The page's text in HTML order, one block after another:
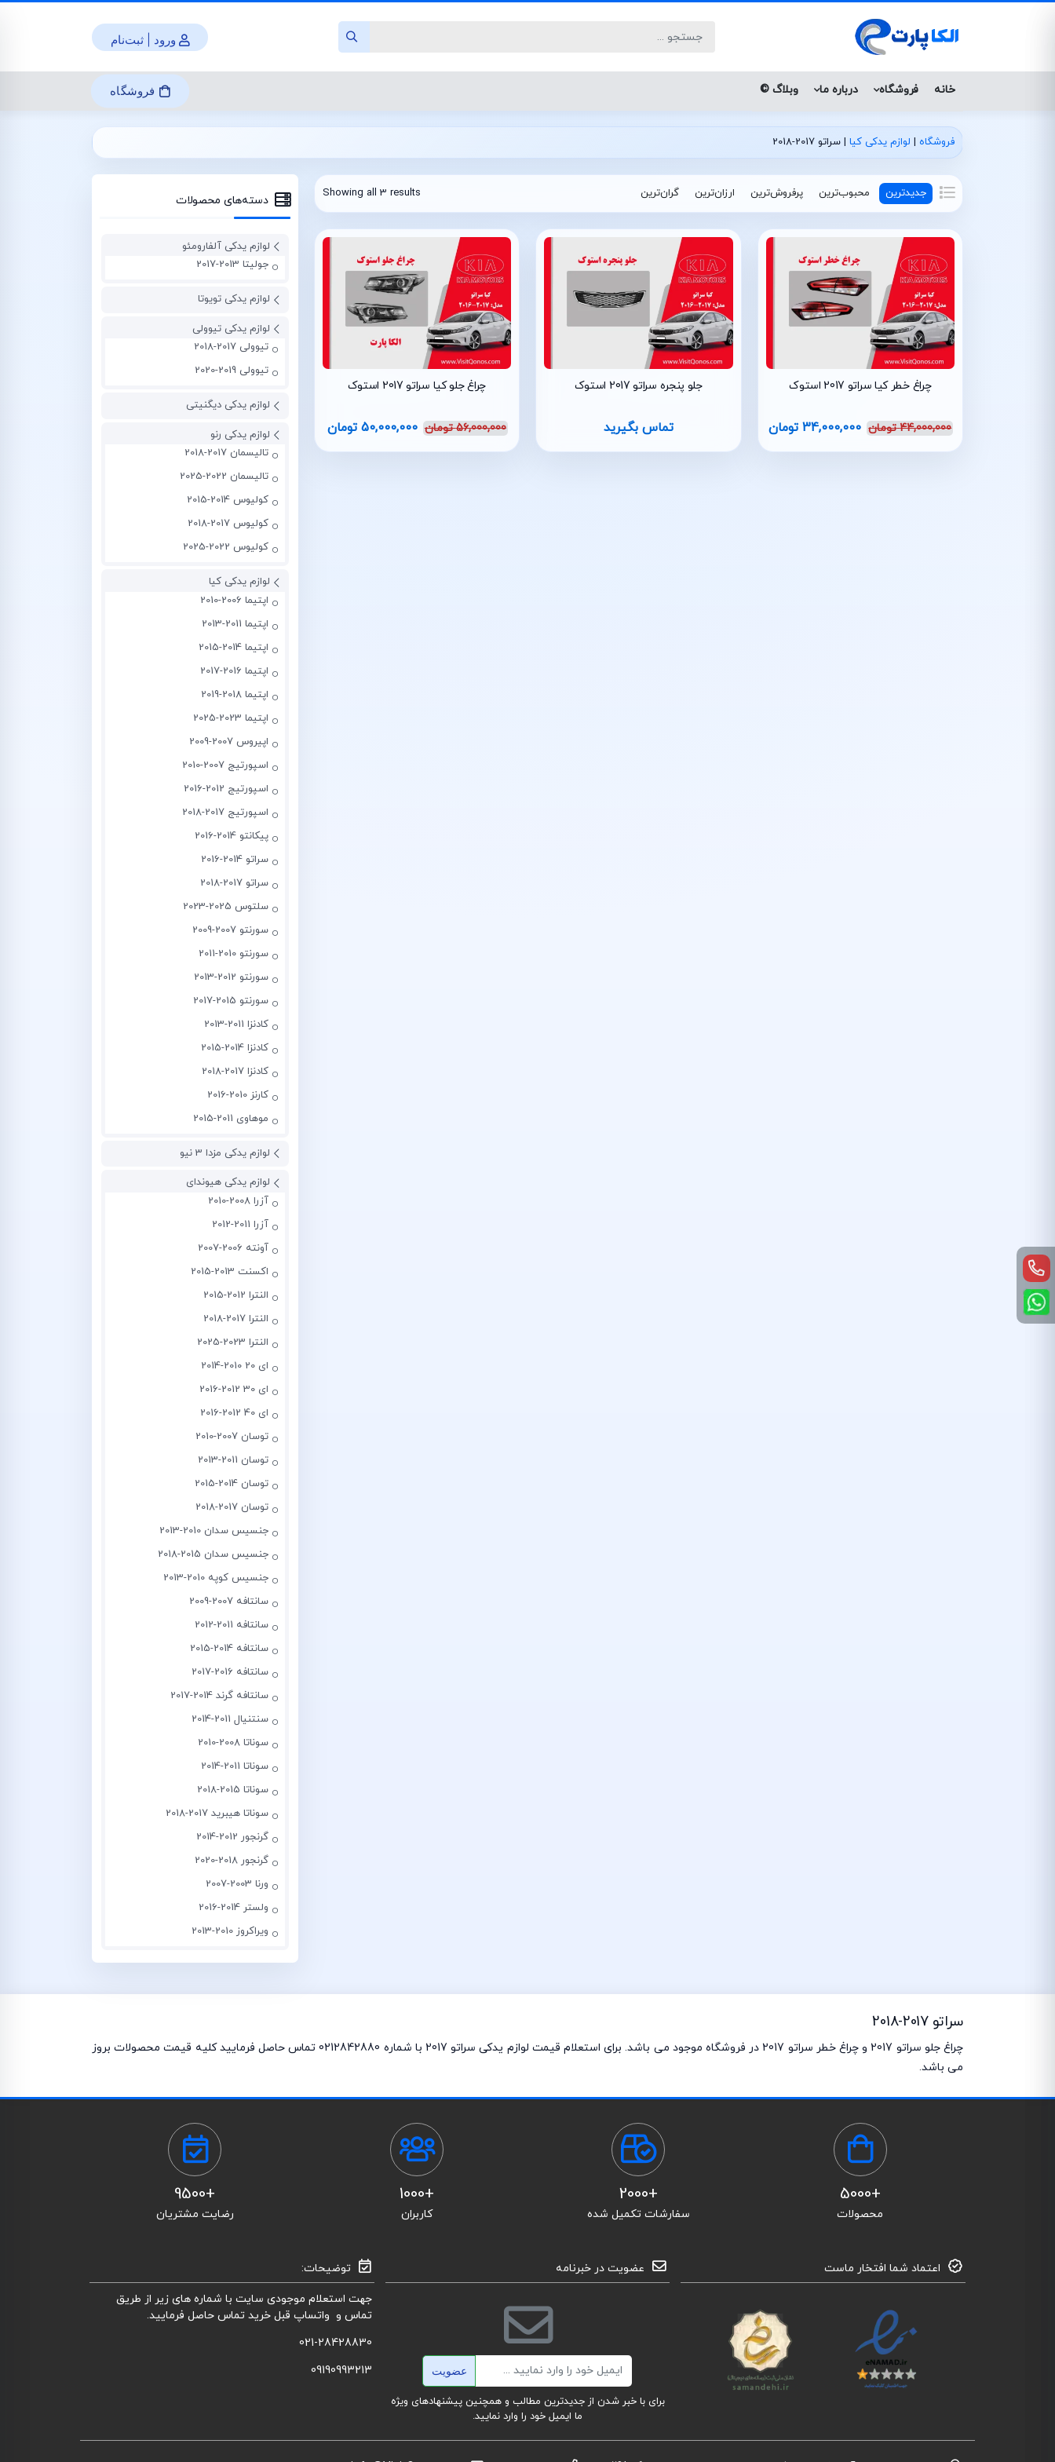
ورود | ثبت‌نام
خانه فروشگاه درباره ما وبلاگ © فروشگاه
فروشگاه | لوازم یدکی کیا | سراتو 2017-2018
جدیدترین محبوب‌ترین پرفروش‌ترین ارزان‌ترین گران‌ترین Showing all 3 results
چراغ خطر کیا سراتو 2017 استوک
44,000,000 تومان 34,000,000 تومان
جلو پنجره سراتو 2017 استوک
تماس بگیرید
چراغ جلو کیا سراتو 2017 استوک
56,000,000 تومان 50,000,000 تومان
دسته‌های محصولات
لوازم یدکی آلفارومئو
جولیتا 2013-2017
لوازم یدکی تویوتا
لوازم یدکی تیوولی
تیوولی 2017-2018
تیوولی 2019-2020
لوازم یدکی دیگنیتی
لوازم یدکی رنو
تالیسمان 2017-2018
تالیسمان 2022-2025
کولیوس 2014-2015
کولیوس 2017-2018
کولیوس 2022-2025
لوازم یدکی کیا
اپتیما 2006-2010
اپتیما 2011-2013
اپتیما 2014-2015
اپتیما 2016-2017
اپتیما 2018-2019
اپتیما 2023-2025
اپیروس 2007-2009
اسپورتیج 2007-2010
اسپورتیج 2012-2016
اسپورتیج 2017-2018
پیکانتو 2014-2016
سراتو 2014-2016
سراتو 2017-2018
سلتوس 2025-2023
سورنتو 2007-2009
سورنتو 2010-2011
سورنتو 2012-2013
سورنتو 2015-2017
کادنزا 2011-2013
کادنزا 2014-2015
کادنزا 2017-2018
کارنز 2010-2016
موهاوی 2011-2015
لوازم یدکی مزدا 3 نیو
لوازم یدکی هیوندای
آزرا 2008-2010
آزرا 2011-2012
آونته 2006-2007
اکسنت 2013-2015
النترا 2012-2015
النترا 2017-2018
النترا 2023-2025
ای 20 2010-2014
ای 30 2012-2016
ای 40 2012-2016
توسان 2007-2010
توسان 2011-2013
توسان 2014-2015
توسان 2017-2018
جنسیس سدان 2010-2013
جنسیس سدان 2015-2018
جنسیس کوپه 2010-2013
سانتافه 2007-2009
سانتافه 2011-2012
سانتافه 2014-2015
سانتافه 2016-2017
سانتافه گرند 2014-2017
سنتنیال 2011-2014
سوناتا 2008-2010
سوناتا 2011-2014
سوناتا 2015-2018
سوناتا هیبرید 2017-2018
گرنجور 2012-2014
گرنجور 2018-2020
ورنا 2003-2007
ولستر 2014-2016
ویراکروز 2010-2013
سراتو 2017-2018
چراغ جلو سراتو 2017 و چراغ خطر سراتو 2017 در فروشگاه موجود می باشد. برای استعلام قیمت لوازم یدکی سراتو 2017 با شماره 0212842880 تماس حاصل فرمایید کلیه قیمت محصولات بروز
می باشد.
+5000
محصولات
+2000
سفارشات تکمیل شده
+1000
کاربران
+9500
رضایت مشتریان
اعتماد شما افتخار ماست عضویت در خبرنامه
ایمیل عضویت
برای با خبر شدن از جدیدترین مطالب و همچنین پیشنهادهای ویژه
ما ایمیل خود را وارد نمایید.
توضیحات:
جهت استعلام موجودی سایت با شماره های زیر از طریق
تماس و واتساپ قبل خرید تماس حاصل فرمایید.
021-28428830
09190993213